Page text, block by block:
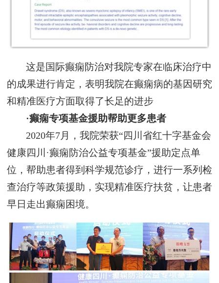
这是国际癫痫防治对我院专家在临床治疗中
的成果进行肯定，表明我院在癫痫病的基因研究
和精准医疗方面取得了长足的进步
·癫痫专项基金援助帮助更多患者
2020年7月，我院荣获“四川省红十字基金会
健康四川·癫痫防治公益专项基金”援助定点单
位，帮助患者得到科学规范诊疗，进行一系列检
查治疗等政策援助，实现精准医疗扶贫，让患者
早日走出癫痫困境。